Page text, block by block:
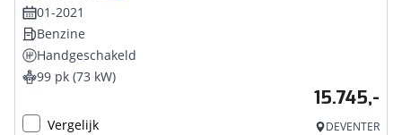
01-2021
Benzine
Handgeschakeld
99 pk (73 kW)
15.745,-
Vergelijk DEVENTER